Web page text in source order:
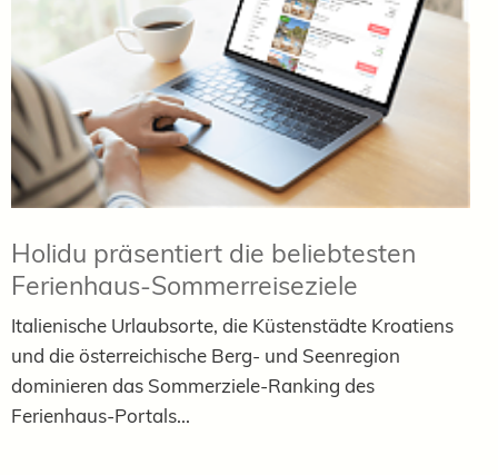
Holidu präsentiert die beliebtesten
Ferienhaus-Sommerreiseziele
Italienische Urlaubsorte, die Küstenstädte Kroatiens
und die österreichische Berg- und Seenregion
dominieren das Sommerziele-Ranking des
Ferienhaus-Portals...